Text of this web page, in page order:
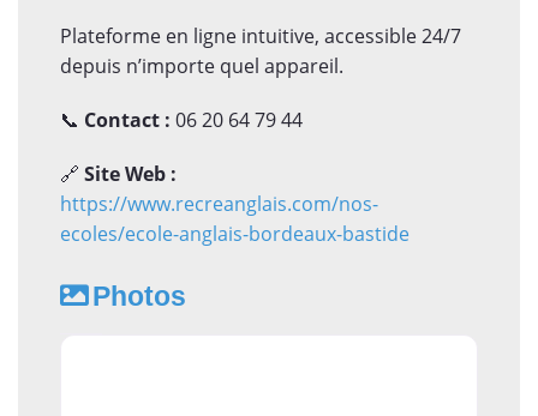
Plateforme en ligne intuitive, accessible 24/7
depuis n’importe quel appareil.
📞 Contact : 06 20 64 79 44
🔗 Site Web :
https://www.recreanglais.com/nos-
ecoles/ecole-anglais-bordeaux-bastide
Photos